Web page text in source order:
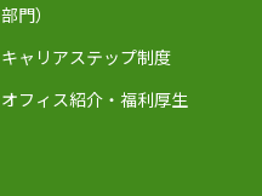
部門）
キャリアステップ制度
オフィス紹介・福利厚生